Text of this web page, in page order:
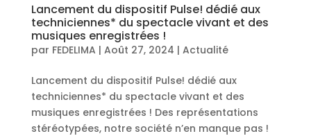
Lancement du dispositif Pulse! dédié aux
techniciennes* du spectacle vivant et des
musiques enregistrées !
par FEDELIMA | Août 27, 2024 | Actualité
Lancement du dispositif Pulse! dédié aux
techniciennes* du spectacle vivant et des
musiques enregistrées ! Des représentations
stéréotypées, notre société n’en manque pas !